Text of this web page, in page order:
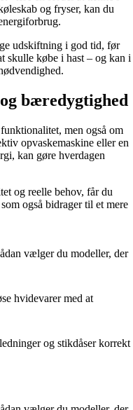
og fryser, kan du
udskiftning i god tid, før
skulle købe i hast – og kan i
bæredygtighed
men også om
opvaskemaskine eller en
kan gøre hverdagen
og reelle behov, får du
også bidrager til et mere
vælger du modeller, der
hvidevarer med at
og stikdåser korrekt